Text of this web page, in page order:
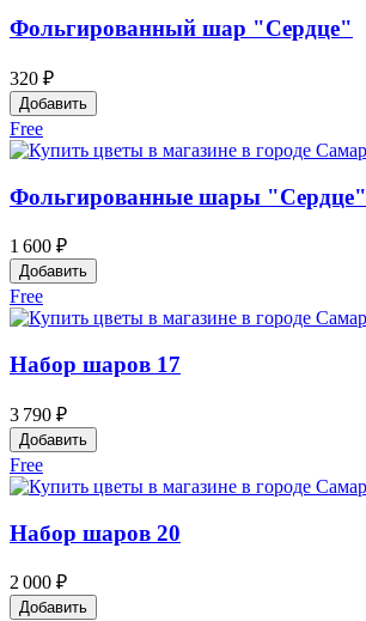
Фольгированный шар "Сердце"
320 ₽
Добавить
Free
Фольгированные шары "Сердце"
1 600 ₽
Добавить
Free
Набор шаров 17
3 790 ₽
Добавить
Free
Набор шаров 20
2 000 ₽
Добавить